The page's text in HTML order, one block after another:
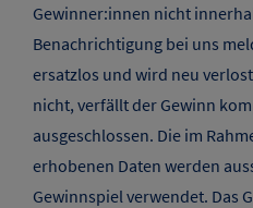
Gewinner:innen nicht
Benachrichtigung bei uns
ersatzlos und wird neu
nicht, verfällt der Gewinn
ausgeschlossen. Die im
erhobenen Daten werden
Gewinnspiel verwendet. Das